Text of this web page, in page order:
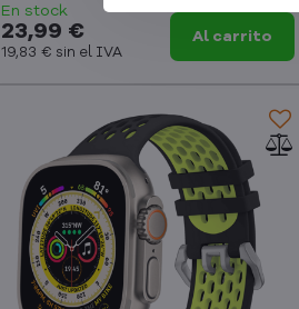
En stock
23,99 €
19,83 € sin el IVA
Al carrito